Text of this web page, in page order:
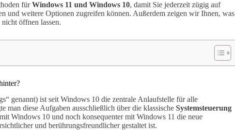
fürWindows 11 und Windows 10, damit Sie jederzeit zügig auf
und weitere Optionen zugreifen können. Außerdem zeigen wir Ihnen, was
öffnen lassen.
genannt) ist seit Windows 10 die zentrale Anlaufstelle für alle
man diese Aufgaben ausschließlich über die klassische Systemsteuerung
Windows 10 und noch konsequenter mit Windows 11 die neue
und berührungsfreundlicher gestaltet ist.